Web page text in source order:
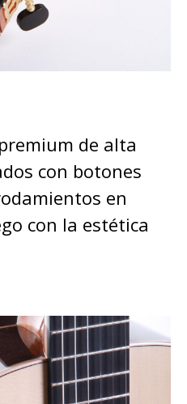
de alta
con botones
en
con la estética